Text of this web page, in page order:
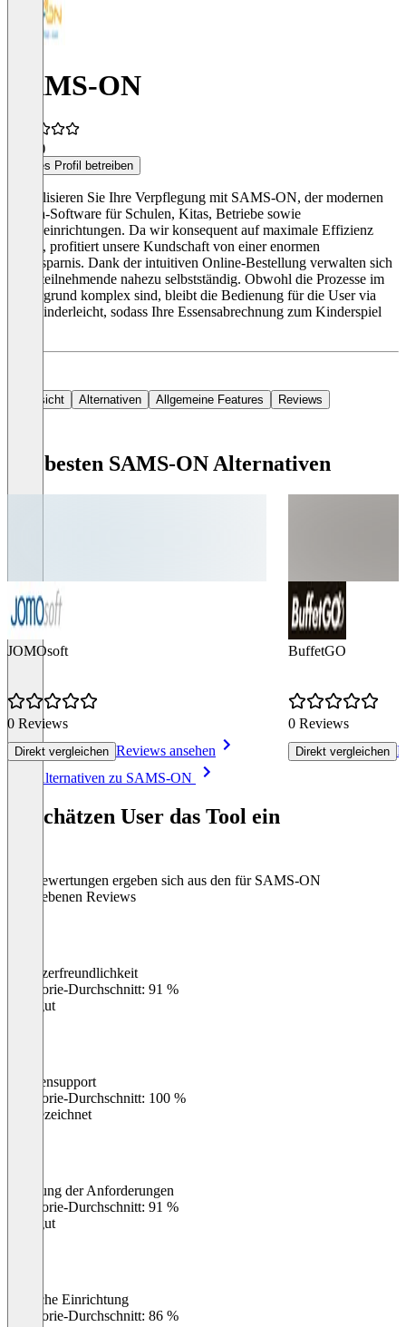
SAMS-ON
(4)
Dieses Profil betreiben
Digitalisieren Sie Ihre Verpflegung mit SAMS-ON, der modernen
Mensa-Software für Schulen, Kitas, Betriebe sowie
Pflegeeinrichtungen. Da wir konsequent auf maximale Effizienz
setzen, profitiert unsere Kundschaft von einer enormen
Zeitersparnis. Dank der intuitiven Online-Bestellung verwalten sich
Essenteilnehmende nahezu selbstständig. Obwohl die Prozesse im
Hintergrund komplex sind, bleibt die Bedienung für die User via
App kinderleicht, sodass Ihre Essensabrechnung zum Kinderspiel
Übersicht Alternativen Allgemeine Features Reviews
Die besten SAMS-ON Alternativen
JOMOsoft
0 Reviews
Direkt vergleichen Reviews ansehen
BuffetGO
0 Reviews
Direkt vergleichen
Alle Alternativen zu SAMS-ON
So schätzen User das Tool ein
Die Bewertungen ergeben sich aus den für SAMS-ON
abgegebenen Reviews
Benutzerfreundlichkeit
Kategorie-Durchschnitt: 91 %
Sehr gut
Kundensupport
Kategorie-Durchschnitt: 100 %
Ausgezeichnet
Erfüllung der Anforderungen
Kategorie-Durchschnitt: 91 %
Sehr gut
Einfache Einrichtung
Kategorie-Durchschnitt: 86 %